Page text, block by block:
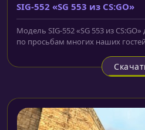
SIG-552 «SG 553 из CS:GO»
Модель SIG-552 «SG 553 из
по просьбам многих наших